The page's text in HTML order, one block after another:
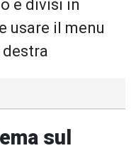
e divisi in
usare il menu
sul